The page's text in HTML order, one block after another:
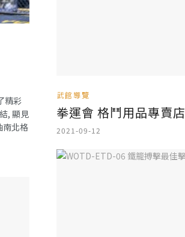
精彩
, 顯見
南北格
武館導覽
拳運會 格鬥用品專賣店
2021-09-12